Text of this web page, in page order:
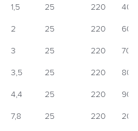
1,5 25 220 40
2 25 220 60
3 25 220 70
3,5 25 220 80
4,4 25 220 90
7,8 25 220 200